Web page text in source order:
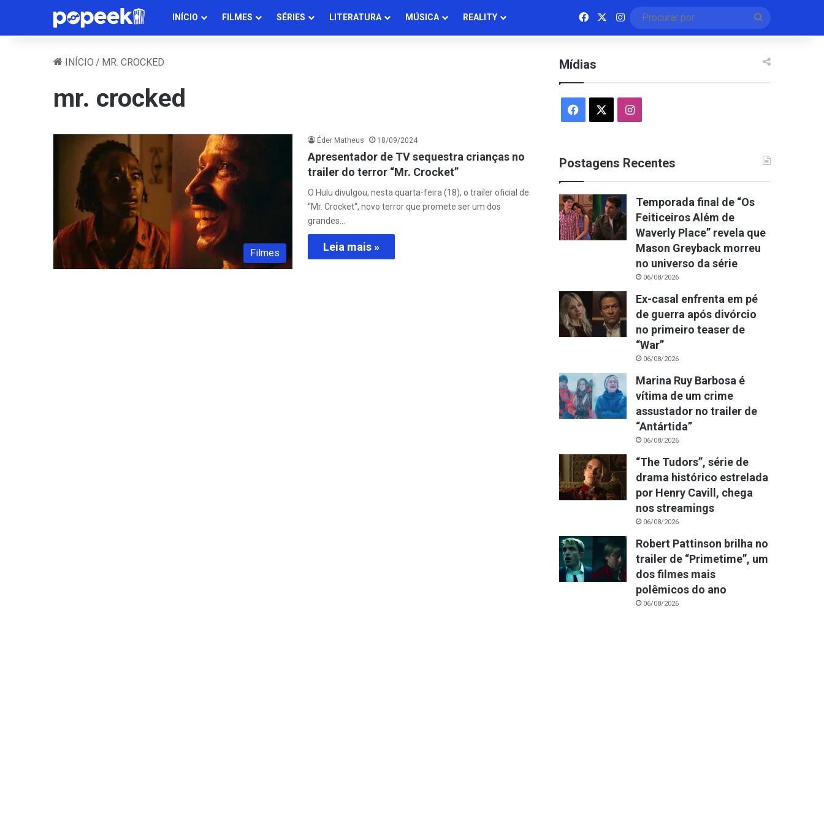
INÍCIO FILMES SÉRIES LITERATURA MÚSICA REALITY FacebookInstagram
por
INÍCIO / MR. CROCKED
mr. crocked
Filmes
Éder Matheus 18/09/2024
Apresentador de TV sequestra crianças no
trailer do terror “Mr. Crocket”
O Hulu divulgou, nesta quarta-feira (18), o trailer oficial de
“Mr. Crocket“, novo terror que promete ser um dos
grandes…
Leia mais »
Mídias
Facebook Instagram
Postagens Recentes
Temporada final de “Os
Feiticeiros Além de
Waverly Place” revela que
Mason Greyback morreu
no universo da série
06/08/2026
Ex-casal enfrenta em pé
de guerra após divórcio
no primeiro teaser de
“War”
06/08/2026
Marina Ruy Barbosa é
vítima de um crime
assustador no trailer de
“Antártida”
06/08/2026
“The Tudors”, série de
drama histórico estrelada
por Henry Cavill, chega
nos streamings
06/08/2026
Robert Pattinson brilha no
trailer de “Primetime”, um
dos filmes mais
polêmicos do ano
06/08/2026